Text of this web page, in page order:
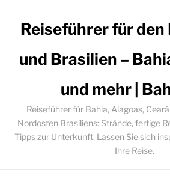
Reiseführer für
und Brasilien –
und mehr |
Reiseführer für Bahia, Alagoas,
Nordosten Brasiliens: Strände, fertige
Tipps zur Unterkunft. Lassen Sie sich
Ihre Reise.